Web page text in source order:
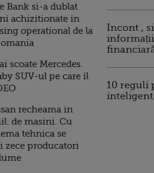
Bank si-a dublat
achizitionate in
operational de la
scoate Mercedes.
SUV-ul pe care il
recheama in
de masini. Cu
tehnica se
zece producatori
Incont ,
informații
10 reguli